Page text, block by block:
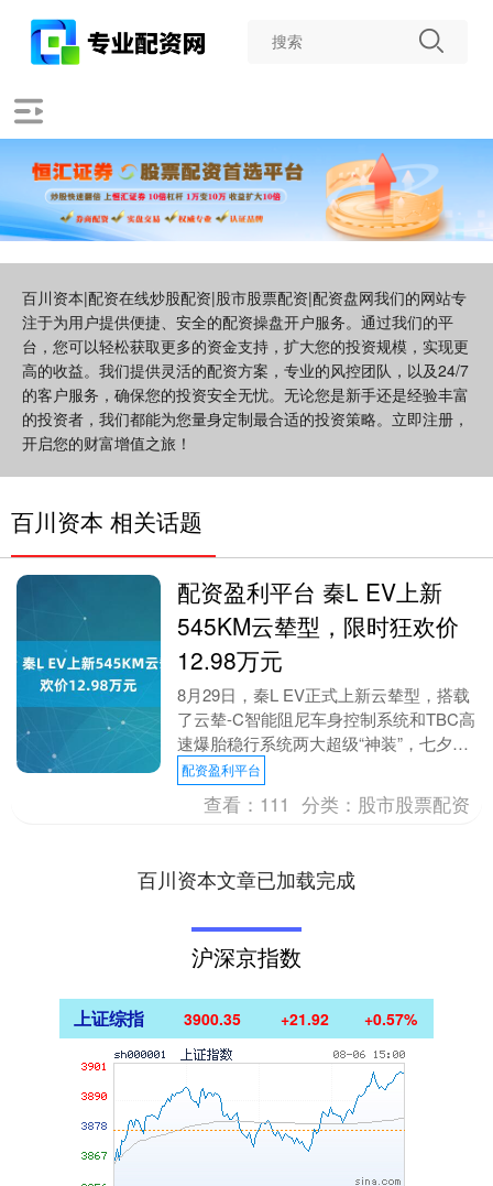
百川资本|配资在线炒股配资|股市股票配资|配资盘网我们的网站专
注于为用户提供便捷、安全的配资操盘开户服务。通过我们的平
台，您可以轻松获取更多的资金支持，扩大您的投资规模，实现更
高的收益。我们提供灵活的配资方案，专业的风控团队，以及24/7
的客户服务，确保您的投资安全无忧。无论您是新手还是经验丰富
的投资者，我们都能为您量身定制最合适的投资策略。立即注册，
开启您的财富增值之旅！
百川资本 相关话题
配资盈利平台 秦L EV上新
545KM云辇型，限时狂欢价
12.98万元
8月29日，秦L EV正式上新云辇型，搭载
了云辇-C智能阻尼车身控制系统和TBC高
速爆胎稳行系统两大超级“神装”，七夕宠
粉价12.98万元，树立起同级产品力天
花....
配资盈利平台
查看： 111 分类： 股市股票配资
百川资本文章已加载完成
沪深京指数
上证综指 3900.35 +21.92 +0.57%